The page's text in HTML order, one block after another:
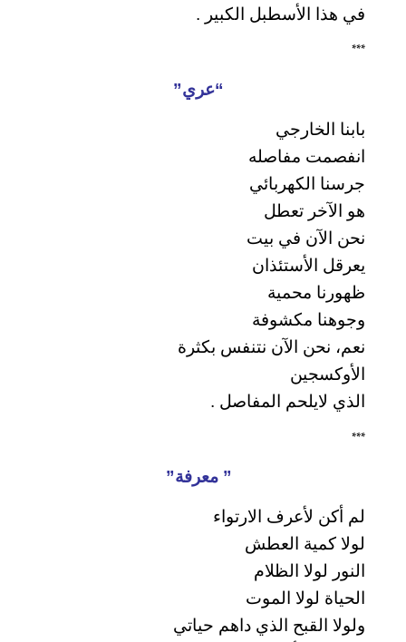
في هذا الأسطبل الكبير .
***
“عري”
بابنا الخارجي
انفصمت مفاصله
جرسنا الكهربائي
هو الآخر تعطل
نحن الآن في بيت
يعرقل الأستئذان
ظهورنا محمية
وجوهنا مكشوفة
نعم، نحن الآن نتنفس بكثرة
الأوكسجين
الذي لايلحم المفاصل .
***
” معرفة”
لم أكن لأعرف الارتواء
لولا كمية العطش
النور لولا الظلام
الحياة لولا الموت
ولولا القبح الذي داهم حياتي